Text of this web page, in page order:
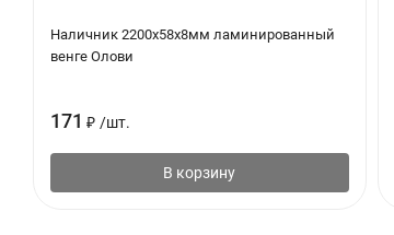
Наличник 2200х58х8мм ламинированный
венге Олови
171 ₽ /шт.
В корзину